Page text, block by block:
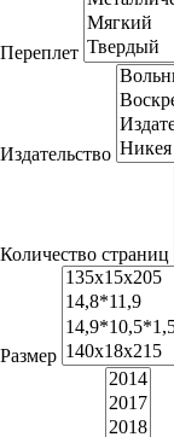
Переплет
Издательство
Количество страниц
Размер